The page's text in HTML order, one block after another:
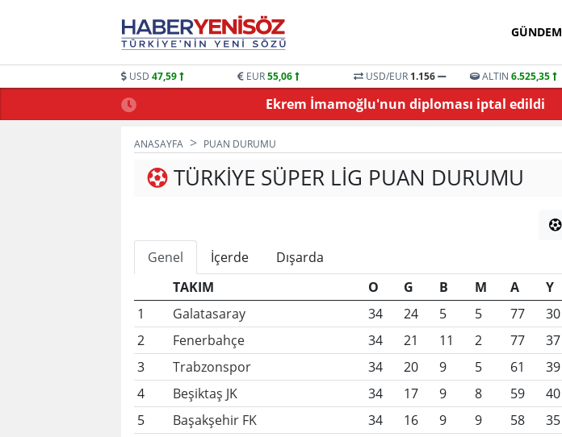
GÜNDEM
USD 47,59 EUR55,06 USD/EUR 1.156 ALTIN 6.525,35
BULUŞTU Ekrem İmamoğlu'nun diploması iptal edildi
ANASAYFA PUAN DURUMU
TÜRKIYE SÜPER LIG PUAN DURUMU
Genel
İçerde
Dışarda
TAKIM
O G B M A Y
1
Galatasaray 34 24 5 5 77 30
2
Fenerbahçe 34 21 11 2 77 37
3
Trabzonspor 34 20 9 5 61 39
4
Beşiktaş JK 34 17 9 8 59 40
5
Başakşehir FK 34 16 9 9 58 35